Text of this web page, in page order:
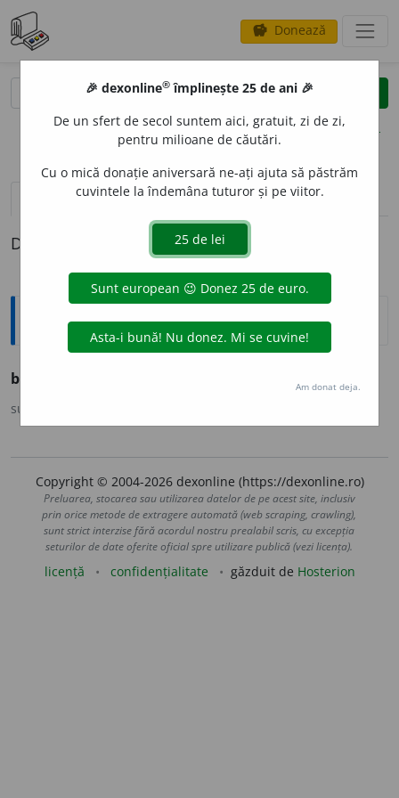
savings Donează
clear
opțiuni
definiții (1) pronunțievolume_up (50)
Definiția cu ID-ul 228874:
Ortografice DOOM
busui
sursa:
Copyright © 2004-2026 dexonline (https://dexonline.ro)
Preluarea, stocarea sau utilizarea datelor de pe acest site, inclusiv
prin orice metode de extragere automată (web scraping, crawling),
sunt strict interzise fără acordul nostru prealabil scris, cu excepția
seturilor de date oferite oficial spre utilizare publică (vezi licența).
licență confidențialitate găzduit de Hosterion
🎉 dexonline® împlinește 25 de ani 🎉
De un sfert de secol suntem aici, gratuit, zi de zi,
pentru milioane de căutări.
Cu o mică donație aniversară ne-ați ajuta să păstrăm
cuvintele la îndemâna tuturor și pe viitor.
Am donat deja.